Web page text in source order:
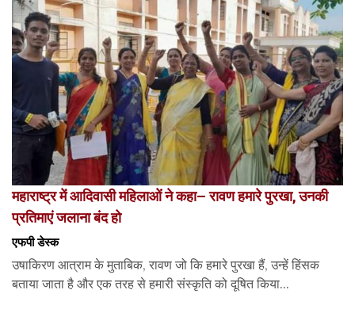
महाराष्ट्र में आदिवासी महिलाओं ने कहा– रावण हमारे पुरखा, उनकी
प्रतिमाएं जलाना बंद हो
एफपी डेस्‍क
उषाकिरण आत्राम के मुताबिक, रावण जो कि हमारे पुरखा हैं, उन्हें हिंसक
बताया जाता है और एक तरह से हमारी संस्कृति को दूषित किया...